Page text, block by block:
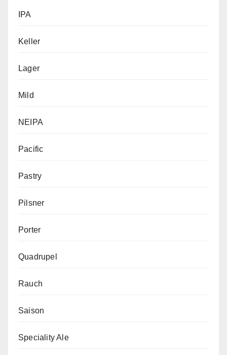
IPA
Keller
Lager
Mild
NEIPA
Pacific
Pastry
Pilsner
Porter
Quadrupel
Rauch
Saison
Speciality Ale